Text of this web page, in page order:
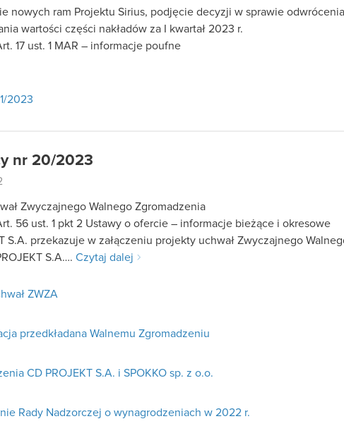
nowych ram Projektu Sirius, podjęcie decyzji w sprawie
wartości części nakładów za I kwartał 2023 r.
17 ust. 1 MAR – informacje poufne
2023
nr 20/2023
Zwyczajnego Walnego Zgromadzenia
56 ust. 1 pkt 2 Ustawy o ofercie – informacje bieżące i okresowe
S.A. przekazuje w załączeniu projekty uchwał Zwyczajnego
S.A…. Czytaj dalej
ZWZA
przedkładana Walnemu Zgromadzeniu
CD PROJEKT S.A. i SPOKKO sp. z o.o.
Rady Nadzorczej o wynagrodzeniach w 2022 r.